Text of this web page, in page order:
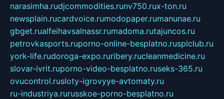
narasimha.rudjcommodities.runv750.rux-ton.ru
newsplain.rucardvoice.rumodopaper.rumanunae.ru
gbget.rualfeihavsalnassr.rumadoma.rutajuncos.ru
petrovkasports.ruporno-online-besplatno.rusplclub.ru
york-life.rudoroga-expo.ruribery.rucleanmedicine.ru
slovar-ivrit.ruporno-video-besplatno.ruseks-365.ru
ovucontrol.rusloty-igrovyye-avtomaty.ru
ru-industriya.rurusskoe-porno-besplatno.ru